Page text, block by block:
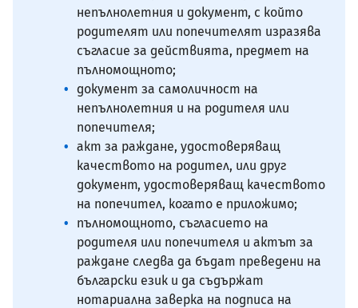
непълнолетния и документ, с който
родителят или попечителят изразява
съгласие за действията, предмет на
пълномощното;
документ за самоличност на
непълнолетния и на родителя или
попечителя;
акт за раждане, удостоверяващ
качеството на родител, или друг
документ, удостоверяващ качеството
на попечител, когато е приложимо;
пълномощното, съгласието на
родителя или попечителя и актът за
раждане следва да бъдат преведени на
български език и да съдържат
нотариална заверка на подписа на